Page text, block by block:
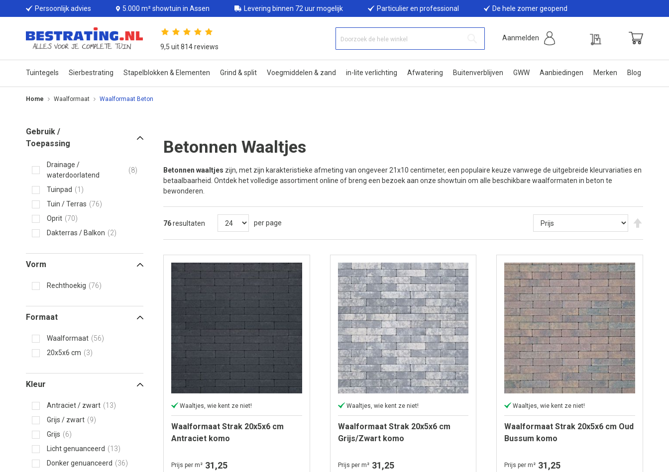
Persoonlijk advies 5.000 m² showtuin in Assen Levering binnen 72 uur mogelijk Particulier en professional De hele zomer geopend
9,5 uit 814 reviews
Aanmelden
Tuintegels Sierbestrating Stapelblokken & Elementen Grind & split Voegmiddelen & zand in-lite verlichting Afwatering Buitenverblijven GWW Aanbiedingen Merken Blog
Home Waalformaat Waalformaat Beton
Gebruik /
Toepassing
Drainage /
waterdoorlatend
8
Tuinpad
1
Tuin / Terras
76
Oprit
70
Dakterras / Balkon
2
Vorm
Rechthoekig 76
Formaat
Waalformaat
56
20x5x6 cm
3
Kleur
Antraciet / zwart
13
Grijs / zwart
9
Grijs
6
Licht genuanceerd
13
Donker genuanceerd
36
Betonnen Waaltjes
Betonnen waaltjes zijn, met zijn karakteristieke afmeting van ongeveer 21x10 centimeter, een populaire keuze vanwege de uitgebreide kleurvariaties en
betaalbaarheid. Ontdek het volledige assortiment online of breng een bezoek aan onze showtuin om alle beschikbare waalformaten in beton te
bewonderen.
laag
76resultaten per page
Waaltjes, wie kent ze niet!
Waalformaat Strak 20x5x6 cm
Antraciet komo
Prijs per m² 31,25
Waaltjes, wie kent ze niet!
Waalformaat Strak 20x5x6 cm
Grijs/Zwart komo
Prijs per m² 31,25
Waaltjes, wie kent ze niet!
Waalformaat Strak 20x5x6 cm Oud
Bussum komo
Prijs per m² 31,25